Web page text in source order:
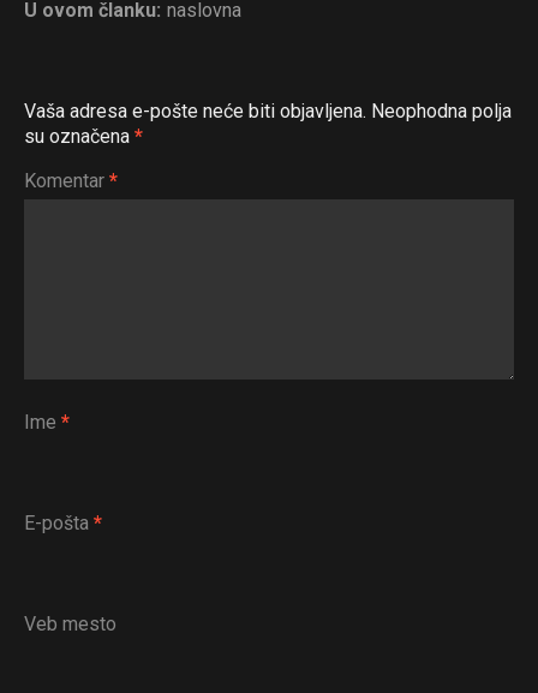
U ovom članku: naslovna
Vaša adresa e-pošte neće biti objavljena. Neophodna polja
su označena *
Komentar *
Ime *
E-pošta *
Veb mesto